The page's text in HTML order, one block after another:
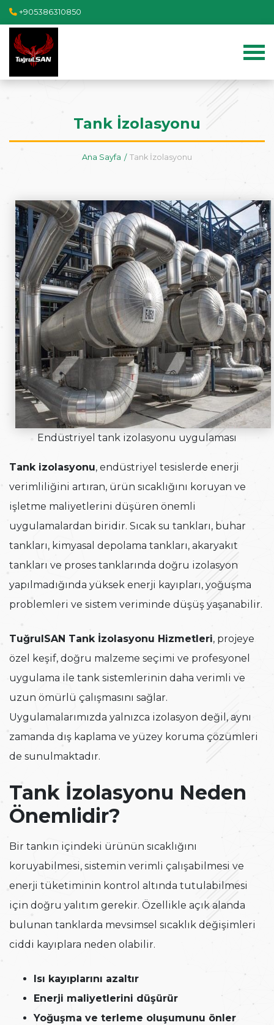
+905386310850
Tank İzolasyonu
Ana Sayfa Tank İzolasyonu
Endüstriyel tank izolasyonu uygulaması
Tank izolasyonu, endüstriyel tesislerde enerji
verimliliğini artıran, ürün sıcaklığını koruyan ve
işletme maliyetlerini düşüren önemli
uygulamalardan biridir. Sıcak su tankları, buhar
tankları, kimyasal depolama tankları, akaryakıt
tankları ve proses tanklarında doğru izolasyon
yapılmadığında yüksek enerji kayıpları, yoğuşma
problemleri ve sistem veriminde düşüş yaşanabilir.
TuğrulSAN Tank İzolasyonu Hizmetleri, projeye
özel keşif, doğru malzeme seçimi ve profesyonel
uygulama ile tank sistemlerinin daha verimli ve
uzun ömürlü çalışmasını sağlar.
Uygulamalarımızda yalnızca izolasyon değil, aynı
zamanda dış kaplama ve yüzey koruma çözümleri
de sunulmaktadır.
Tank İzolasyonu Neden
Önemlidir?
Bir tankın içindeki ürünün sıcaklığını
koruyabilmesi, sistemin verimli çalışabilmesi ve
enerji tüketiminin kontrol altında tutulabilmesi
için doğru yalıtım gerekir. Özellikle açık alanda
bulunan tanklarda mevsimsel sıcaklık değişimleri
ciddi kayıplara neden olabilir.
Isı kayıplarını azaltır
Enerji maliyetlerini düşürür
Yoğuşma ve terleme oluşumunu önler